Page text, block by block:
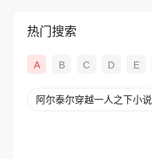
热门搜索
A B C D E
阿尔泰尔穿越一人之下小说